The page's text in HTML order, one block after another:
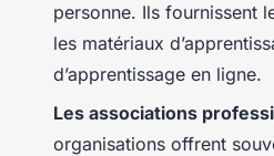
personne. Ils fournissent
les matériaux
d’apprentissage en ligne.
Les associations
organisations offrent